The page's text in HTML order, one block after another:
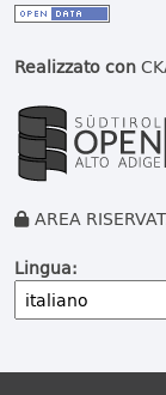
Realizzato con
AREA
Lingua